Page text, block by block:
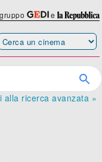
e
alla ricerca avanzata »